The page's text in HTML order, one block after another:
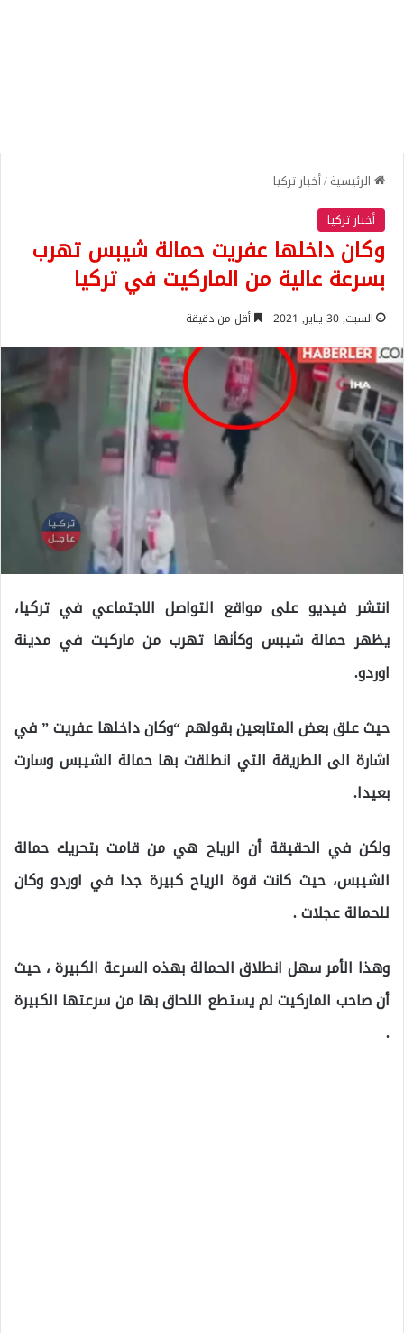
الرئيسية/أخبار تركيا
أخبار تركيا
وكان داخلها عفريت حمالة شيبس تهرب
بسرعة عالية من الماركيت في تركيا
السبت, 30 يناير, 2021 أقل من دقيقة
انتشر فيديو على مواقع التواصل الاجتماعي في تركيا،
يظهر حمالة شيبس وكأنها تهرب من ماركيت في مدينة
اوردو.
حيث علق بعض المتابعين بقولهم “وكان داخلها عفريت ” في
اشارة الى الطريقة التي انطلقت بها حمالة الشيبس وسارت
بعيدا.
ولكن في الحقيقة أن الرياح هي من قامت بتحريك حمالة
الشيبس، حيث كانت قوة الرياح كبيرة جدا في اوردو وكان
للحمالة عجلات .
وهذا الأمر سهل انطلاق الحمالة بهذه السرعة الكبيرة ، حيث
أن صاحب الماركيت لم يستطع اللحاق بها من سرعتها الكبيرة
.